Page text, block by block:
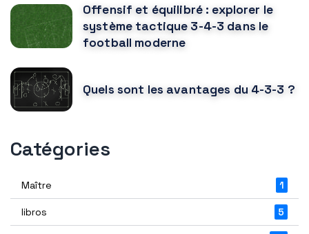
Offensif et équilibré : explorer le
système tactique 3-4-3 dans le
football moderne
Quels sont les avantages du 4-3-3 ?
Catégories
Maître 1
libros 5